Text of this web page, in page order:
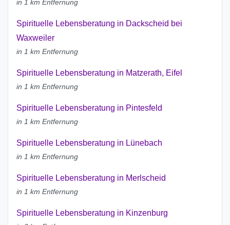
in 1 km Entfernung
Spirituelle Lebensberatung in Dackscheid bei
Waxweiler
in 1 km Entfernung
Spirituelle Lebensberatung in Matzerath, Eifel
in 1 km Entfernung
Spirituelle Lebensberatung in Pintesfeld
in 1 km Entfernung
Spirituelle Lebensberatung in Lünebach
in 1 km Entfernung
Spirituelle Lebensberatung in Merlscheid
in 1 km Entfernung
Spirituelle Lebensberatung in Kinzenburg